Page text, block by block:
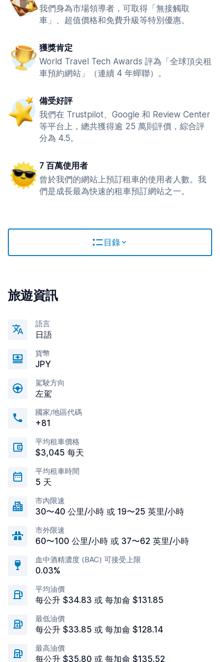
我們身為市場領導者，可取得「無接觸取
車」、超值價格和免費升級等特別優惠。
獲獎肯定
World Travel Tech Awards 評為「全球頂尖租
車預約網站」（連續 4 年蟬聯）。
備受好評
我們在 Trustpilot、Google 和 Review Center
等平台上，總共獲得逾 25 萬則評價，綜合評
分為 4.5。
7 百萬使用者
曾於我們的網站上預訂租車的使用者人數。我
們是成長最為快速的租車預訂網站之一。
目錄
旅遊資訊
語言
日語
貨幣
JPY
駕駛方向
左駕
國家/地區代碼
+81
平均租車價格
$3,045 每天
平均租車時間
5 天
市內限速
30〜40 公里/小時 或 19〜25 英里/小時
市外限速
60〜100 公里/小時 或 37〜62 英里/小時
血中酒精濃度 (BAC) 可接受上限
0.03%
平均油價
每公升 $34.83 或 每加侖 $131.85
最低油價
每公升 $33.85 或 每加侖 $128.14
最高油價
每公升 $35.80 或 每加侖 $135.52